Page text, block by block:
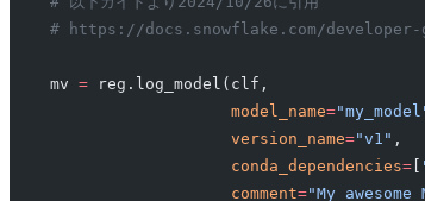
# https://docs.snowflake.com/
mv = reg.log_model(clf,
                   model_name
=
                   version_name
="v1" ,
                   conda_dependencies
=[
                   comment
="My awesome